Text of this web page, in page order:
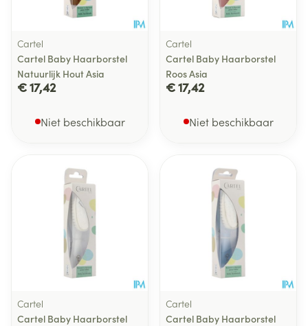
Cartel
Cartel Baby Haarborstel
Natuurlijk Hout Asia
€ 17,42
Niet beschikbaar
Cartel
Cartel Baby Haarborstel
Roos Asia
€ 17,42
Niet beschikbaar
Cartel
Cartel Baby Haarborstel
Cartel
Cartel Baby Haarborstel